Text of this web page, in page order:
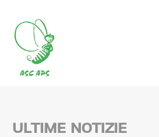
contenuto
principale
ULTIME NOTIZIE